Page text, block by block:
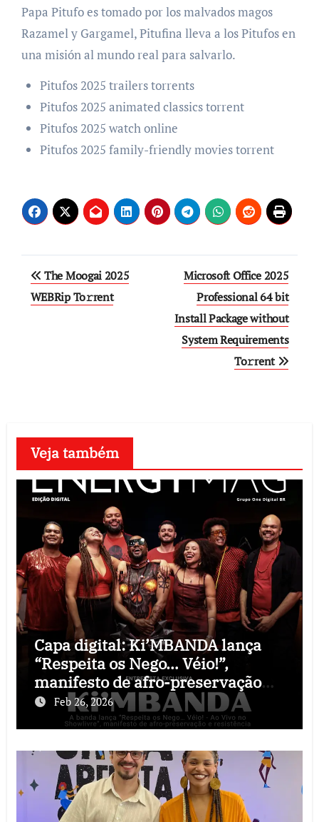
Papa Pitufo es tomado por los malvados magos
Razamel y Gargamel, Pitufina lleva a los Pitufos en
una misión al mundo real para salvarlo.
Pitufos 2025 trailers torrents
Pitufos 2025 animated classics torrent
Pitufos 2025 watch online
Pitufos 2025 family-friendly movies torrent
Post
navigation
The Moogai 2025
WEBRip To𝚛rent
Microsoft Office 2025
Professional 64 bit
Install Package without
System Requirements
To𝚛rent
Veja também
Capa digital: Ki’MBANDA lança
“Respeita os Nego… Véio!”,
manifesto de afro-preservação
que o rock precisava
Feb 26, 2026